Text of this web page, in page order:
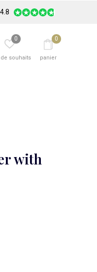
souhaits
0
panier
0
4.8
with